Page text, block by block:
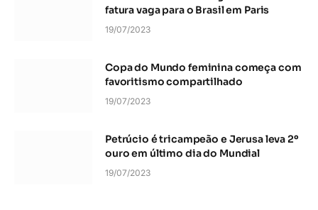
fatura vaga para o Brasil em Paris
19/07/2023
Copa do Mundo feminina começa com
favoritismo compartilhado
19/07/2023
Petrúcio é tricampeão e Jerusa leva 2º
ouro em último dia do Mundial
19/07/2023